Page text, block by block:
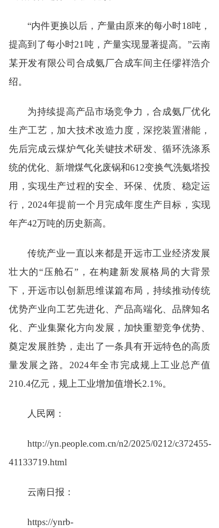
“内件更换以后，产量由原来的每小时18吨，
提高到了每小时21吨，产量实现显著提高。”云南
某开发有限公司合成氨厂合成车间主任缪祥浩介
绍。
为持续提高产品市场竞争力，合成氨厂优化
生产工艺，加大技术改造力度，深挖装置潜能，
先后完成云煤炉气化关键技术研发、循环洗涤系
统的优化、新增煤气化废锅和612变换气洗氨塔投
用，实现生产过程的安全、环保、优质、稳定运
行，2024年提前一个月完成年度生产目标，实现
年产42万吨的历史新高。
传统产业一直以来都是开远市工业经济发展
壮大的“压舱石”，在构建新发展格局的大背景
下，开远市以创新思维谋篇布局，持续推动传统
优势产业向工艺先进化、产品高端化、品牌知名
化、产业集聚化方向发展，加快重塑竞争优势、
奠定发展胜势，走出了一条具有开远特色的高质
量发展之路。2024年全市完成规上工业总产值
210.4亿元，规上工业增加值增长2.1%。
人民网：
http://yn.people.com.cn/n2/2025/0212/c372455-
41133719.html
云南日报：
https://ynrb-